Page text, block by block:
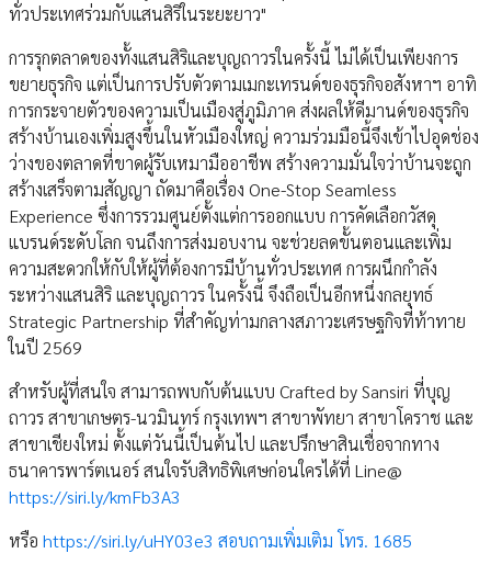
ทั่วประเทศร่วมกับแสนสิริในระยะยาว"
การรุกตลาดของทั้งแสนสิริและบุญถาวรในครั้งนี้ ไม่ได้เป็นเพียงการ
ขยายธุรกิจ แต่เป็นการปรับตัวตามเมกะเทรนด์ของธุรกิจอสังหาฯ อาทิ
การกระจายตัวของความเป็นเมืองสู่ภูมิภาค ส่งผลให้ดีมานด์ของธุรกิจ
สร้างบ้านเองเพิ่มสูงขึ้นในหัวเมืองใหญ่ ความร่วมมือนี้จึงเข้าไปอุดช่อง
ว่างของตลาดที่ขาดผู้รับเหมามืออาชีพ สร้างความมั่นใจว่าบ้านจะถูก
สร้างเสร็จตามสัญญา ถัดมาคือเรื่อง One-Stop Seamless
Experience ซึ่งการรวมศูนย์ตั้งแต่การออกแบบ การคัดเลือกวัสดุ
แบรนด์ระดับโลก จนถึงการส่งมอบงาน จะช่วยลดขั้นตอนและเพิ่ม
ความสะดวกให้กับให้ผู้ที่ต้องการมีบ้านทั่วประเทศ การผนึกกำลัง
ระหว่างแสนสิริ และบุญถาวร ในครั้งนี้ จึงถือเป็นอีกหนึ่งกลยุทธ์
Strategic Partnership ที่สำคัญท่ามกลางสภาวะเศรษฐกิจที่ท้าทาย
ในปี 2569
สำหรับผู้ที่สนใจ สามารถพบกับต้นแบบ Crafted by Sansiri ที่บุญ
ถาวร สาขาเกษตร-นวมินทร์ กรุงเทพฯ สาขาพัทยา สาขาโคราช และ
สาขาเชียงใหม่ ตั้งแต่วันนี้เป็นต้นไป และปรึกษาสินเชื่อจากทาง
ธนาคารพาร์ตเนอร์ สนใจรับสิทธิพิเศษก่อนใครได้ที่ Line@
https://siri.ly/kmFb3A3
หรือ https://siri.ly/uHY03e3 สอบถามเพิ่มเติม โทร. 1685